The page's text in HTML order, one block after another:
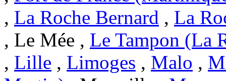
, La Roche Bernard , La
, Le Mée , Le Tampon (La
, Lille , Limoges , Malo ,